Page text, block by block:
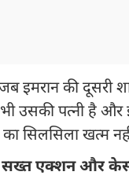
इमरान की दूसरी
उसकी पत्नी है
का सिलसिला
सख्त एक्शन और